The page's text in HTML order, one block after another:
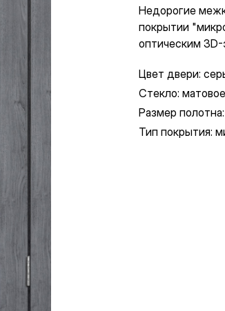
Недорогие
покрытии
оптическим
Цвет двери:
Стекло:
Размер
Тип покрытия: